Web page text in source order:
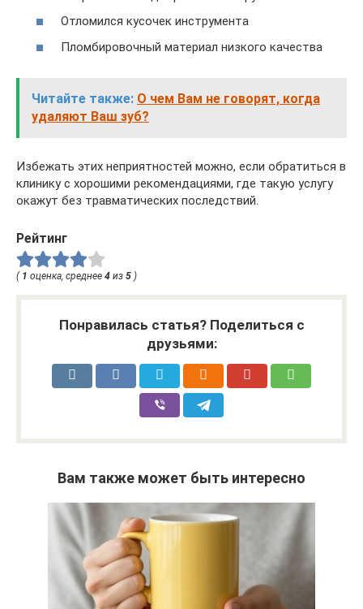
Отломился кусочек инструмента
Пломбировочный материал низкого качества
Читайте также: О чем Вам не говорят, когда
удаляют Ваш зуб?
Избежать этих неприятностей можно, если обратиться в
клинику с хорошими рекомендациями, где такую услугу
окажут без травматических последствий.
Рейтинг
( 1 оценка, среднее 4 из 5 )
Понравилась статья? Поделиться с
друзьями:
Вам также может быть интересно